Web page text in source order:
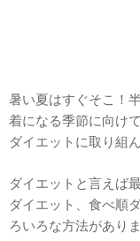
暑い夏はすぐそこ！
着になる季節に向け
ダイエットに取り組
ダイエットと言えば
ダイエット、食べ順
ろいろな方法があり